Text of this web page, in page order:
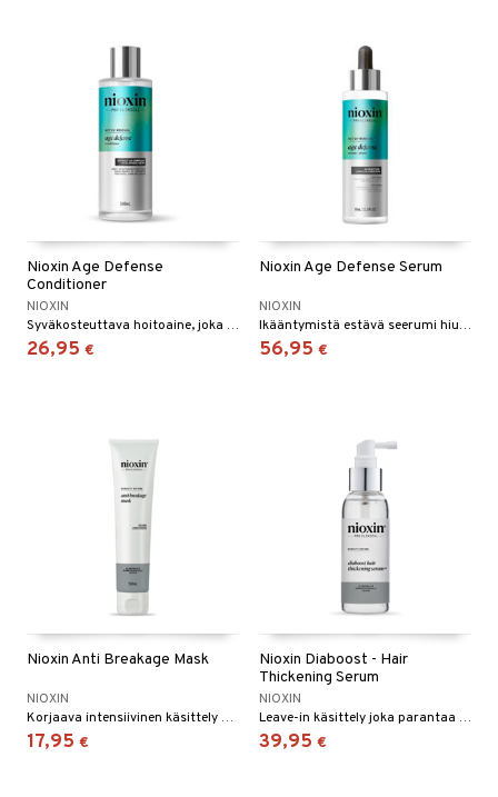
Nioxin Age Defense
Conditioner
NIOXIN
Syväkosteuttava hoitoaine, joka vahvistaa hiuksia katkeilua vastaan, Nioxinilta.
26,95 €
Nioxin Age Defense Serum
NIOXIN
Ikääntymistä estävä seerumi hiusten täyteläisyyden, sileän rakenteen ja luonnollisen värin säilyttämiseksi.
56,95 €
Nioxin Anti Breakage Mask
NIOXIN
Korjaava intensiivinen käsittely suojaamaan värjättyjä hiuksia.
17,95 €
Nioxin Diaboost - Hair
Thickening Serum
NIOXIN
Leave-in käsittely joka parantaa hiusten paksuutta - Nioxin
39,95 €